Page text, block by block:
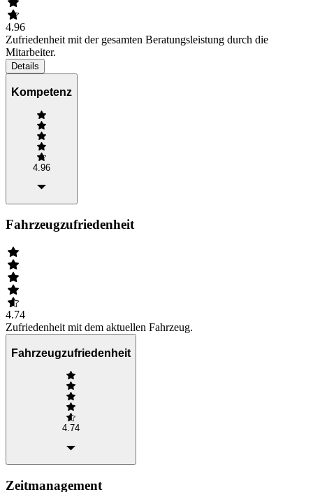
4.96
Zufriedenheit mit der gesamten Beratungsleistung durch die
Mitarbeiter.
Details
Kompetenz
4.96
Fahrzeugzufriedenheit
4.74
Zufriedenheit mit dem aktuellen Fahrzeug.
Fahrzeugzufriedenheit
4.74
Zeitmanagement